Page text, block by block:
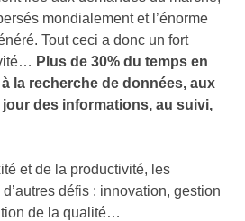
mondialement et l’énorme
Tout ceci a donc un fort
Plus de 30% du temps en
la recherche de données, aux
jour des informations, au suivi,
et de la productivité, les
défis : innovation, gestion
de la qualité…